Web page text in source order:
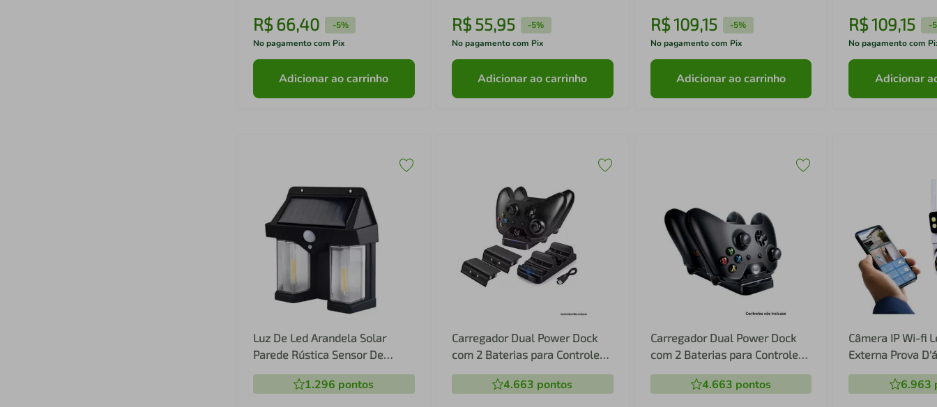
R$ 66,40 -5%
No pagamento com Pix
Adicionar ao carrinho
R$ 55,95 -5%
No pagamento com Pix
Adicionar ao carrinho
R$109,15 -5%
No pagamento com Pix
Adicionar ao carrinho
R$109,15 -
No pagamento com
Adicionar
Luz De Led Arandela Solar
Parede Rústica Sensor De
Presença BM-8529
1.296 pontos
Carregador Dual Power Dock
com 2 Baterias para Controle
Xbox One Dobe 300mah
4.663 pontos
Carregador Dual Power Dock
com 2 Baterias para Controle
Xbox One
4.663 pontos
Câmera IP Wi-fi
Externa Prova
Infravermelho
6.963